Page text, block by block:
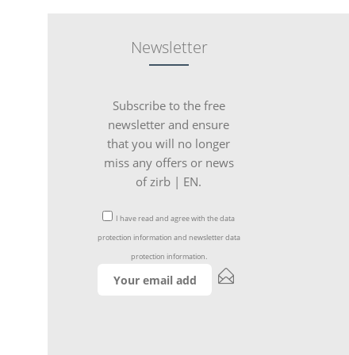
Newsletter
Subscribe to the free
newsletter and ensure
that you will no longer
miss any offers or news
of zirb | EN.
I have read and agree with thedata
protection information and newsletter data
protection information.